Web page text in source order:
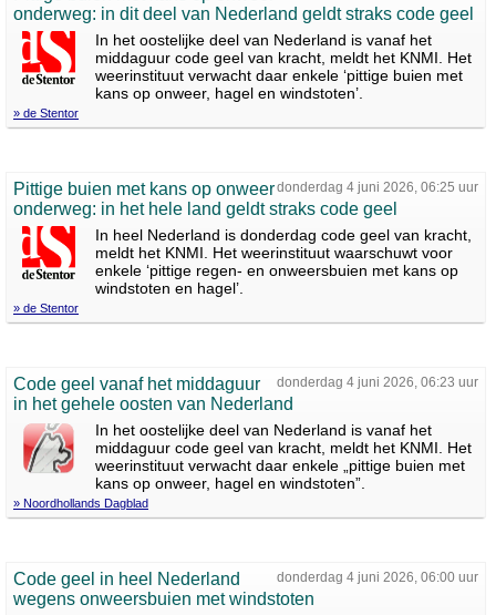
onderweg: in dit deel van Nederland geldt straks code geel
In het oostelijke deel van Nederland is vanaf het
middaguur code geel van kracht, meldt het KNMI. Het
weerinstituut verwacht daar enkele ‘pittige buien met
kans op onweer, hagel en windstoten’.
» de Stentor
donderdag 4 juni 2026, 06:25 uur
Pittige buien met kans op onweer
onderweg: in het hele land geldt straks code geel
In heel Nederland is donderdag code geel van kracht,
meldt het KNMI. Het weerinstituut waarschuwt voor
enkele ‘pittige regen- en onweersbuien met kans op
windstoten en hagel’.
» de Stentor
donderdag 4 juni 2026, 06:23 uur
Code geel vanaf het middaguur
in het gehele oosten van Nederland
In het oostelijke deel van Nederland is vanaf het
middaguur code geel van kracht, meldt het KNMI. Het
weerinstituut verwacht daar enkele „pittige buien met
kans op onweer, hagel en windstoten”.
» Noordhollands Dagblad
donderdag 4 juni 2026, 06:00 uur
Code geel in heel Nederland
wegens onweersbuien met windstoten